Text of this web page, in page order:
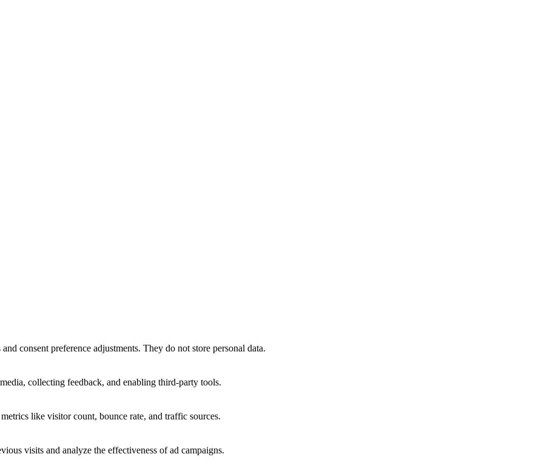
consent preference adjustments. They do not store personal data.
collecting feedback, and enabling third-party tools.
like visitor count, bounce rate, and traffic sources.
visits and analyze the effectiveness of ad campaigns.